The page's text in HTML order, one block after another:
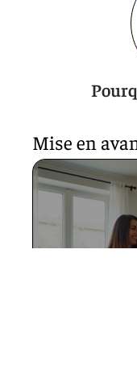
Mise en